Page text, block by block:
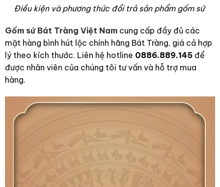
Điều kiện và phương thức đổi trả sản phẩm gốm sứ
Gốm sứ Bát Tràng Việt Nam cung cấp đầy đủ các
mặt hàng bình hút lộc chính hãng Bát Tràng, giá cả hợp
lý theo kích thước. Liên hệ hotline 0886.889.145để
được nhân viên của chúng tôi tư vấn và hỗ trợ mua
hàng.